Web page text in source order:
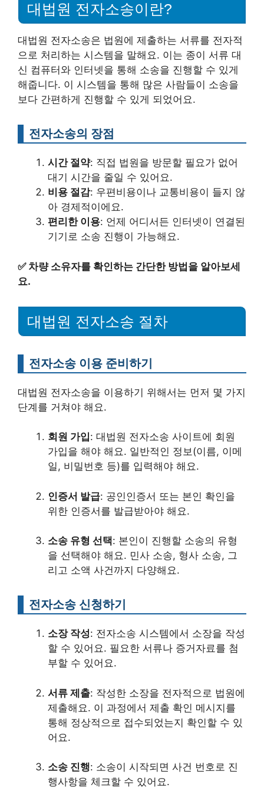
대법원 전자소송이란?
대법원 전자소송은 법원에 제출하는 서류를 전자적
으로 처리하는 시스템을 말해요. 이는 종이 서류 대
신 컴퓨터와 인터넷을 통해 소송을 진행할 수 있게
해줍니다. 이 시스템을 통해 많은 사람들이 소송을
보다 간편하게 진행할 수 있게 되었어요.
전자소송의 장점
시간 절약: 직접 법원을 방문할 필요가 없어
대기 시간을 줄일 수 있어요.
비용 절감: 우편비용이나 교통비용이 들지 않
아 경제적이에요.
편리한 이용: 언제 어디서든 인터넷이 연결된
기기로 소송 진행이 가능해요.
✅ 차량 소유자를 확인하는 간단한 방법을 알아보세
요.
대법원 전자소송 절차
전자소송 이용 준비하기
대법원 전자소송을 이용하기 위해서는 먼저 몇 가지
단계를 거쳐야 해요.
회원 가입: 대법원 전자소송 사이트에 회원
가입을 해야 해요. 일반적인 정보(이름, 이메
일, 비밀번호 등)를 입력해야 해요.
인증서 발급: 공인인증서 또는 본인 확인을
위한 인증서를 발급받아야 해요.
소송 유형 선택: 본인이 진행할 소송의 유형
을 선택해야 해요. 민사 소송, 형사 소송, 그
리고 소액 사건까지 다양해요.
전자소송 신청하기
소장 작성: 전자소송 시스템에서 소장을 작성
할 수 있어요. 필요한 서류나 증거자료를 첨
부할 수 있어요.
서류 제출: 작성한 소장을 전자적으로 법원에
제출해요. 이 과정에서 제출 확인 메시지를
통해 정상적으로 접수되었는지 확인할 수 있
어요.
소송 진행: 소송이 시작되면 사건 번호로 진
행사항을 체크할 수 있어요.